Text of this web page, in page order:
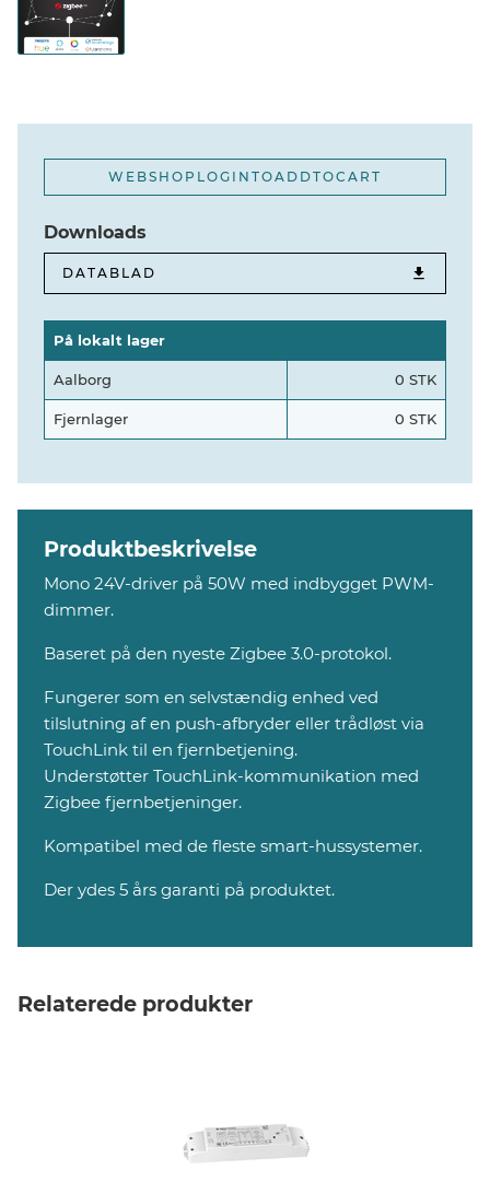
WEBSHOPLOGINTOADDTOCART
Downloads
DATABLAD
På lokalt lager
Aalborg 0 STK
Fjernlager 0 STK
Produktbeskrivelse
Mono 24V-driver på 50W med indbygget PWM-
dimmer.
Baseret på den nyeste Zigbee 3.0-protokol.
Fungerer som en selvstændig enhed ved
tilslutning af en push-afbryder eller trådløst via
TouchLink til en fjernbetjening.
Understøtter TouchLink-kommunikation med
Zigbee fjernbetjeninger.
Kompatibel med de fleste smart-hussystemer.
Der ydes 5 års garanti på produktet.
Relaterede produkter